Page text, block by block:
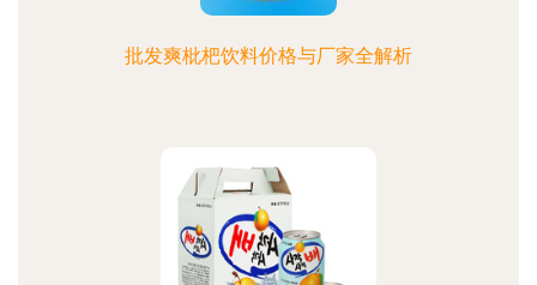
批发爽枇杷饮料价格与厂家全解析